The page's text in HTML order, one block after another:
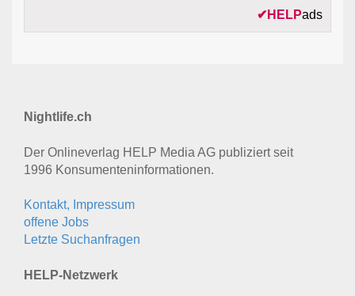
✔ HELPads
Nightlife.ch
Der Onlineverlag HELP Media AG publiziert seit
1996 Konsumenten­informationen.
Kontakt, Impressum
offene Jobs
Letzte Suchanfragen
HELP-Netzwerk